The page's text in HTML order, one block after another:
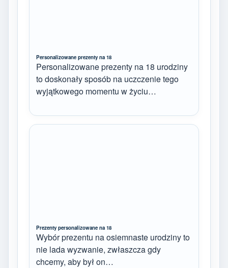
Personalizowane prezenty na 18
Personalizowane prezenty na 18 urodziny
to doskonały sposób na uczczenie tego
wyjątkowego momentu w życiu…
Prezenty personalizowane na 18
Wybór prezentu na osiemnaste urodziny to
nie lada wyzwanie, zwłaszcza gdy
chcemy, aby był on…